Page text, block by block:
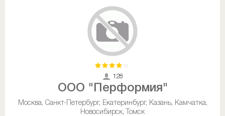
128
ООО "Перформия"
Москва, Санкт-Петербург, Екатеринбург, Казань, Камчатка,
Новосибирск, Томск